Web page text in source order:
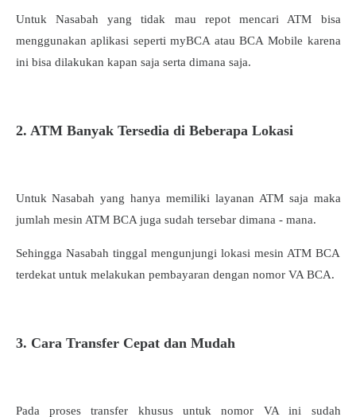
Untuk Nasabah yang tidak mau repot mencari ATM bisa
menggunakan aplikasi seperti myBCA atau BCA Mobile karena
ini bisa dilakukan kapan saja serta dimana saja.
2. ATM Banyak Tersedia di Beberapa Lokasi
Untuk Nasabah yang hanya memiliki layanan ATM saja maka
jumlah mesin ATM BCA juga sudah tersebar dimana - mana.
Sehingga Nasabah tinggal mengunjungi lokasi mesin ATM BCA
terdekat untuk melakukan pembayaran dengan nomor VA BCA.
3. Cara Transfer Cepat dan Mudah
Pada proses transfer khusus untuk nomor VA ini sudah